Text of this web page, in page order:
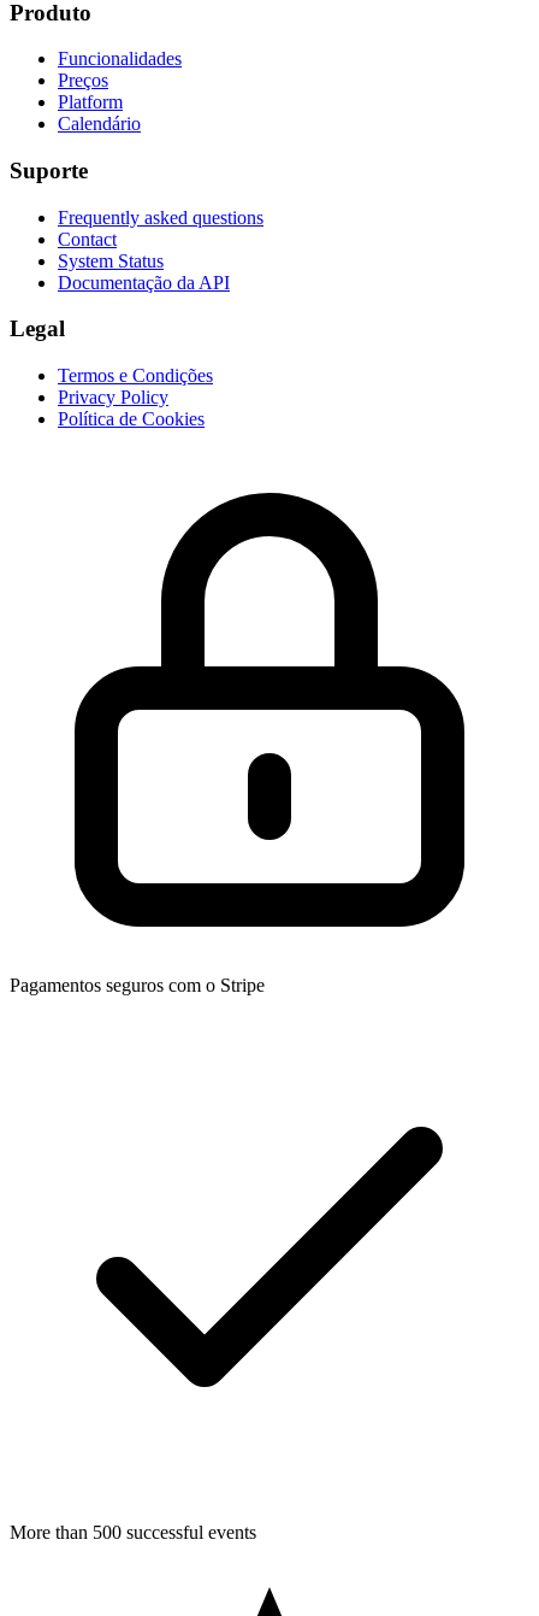
Produto
Funcionalidades
Preços
Platform
Calendário
Suporte
Frequently asked questions
Contact
System Status
Documentação da API
Legal
Termos e Condições
Privacy Policy
Política de Cookies
Pagamentos seguros com o Stripe
More than 500 successful events